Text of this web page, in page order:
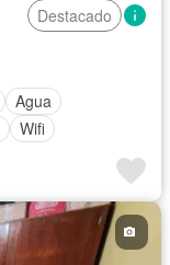
Destacado
Agua
Wifi